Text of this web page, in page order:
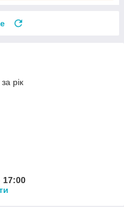
рік
17:00